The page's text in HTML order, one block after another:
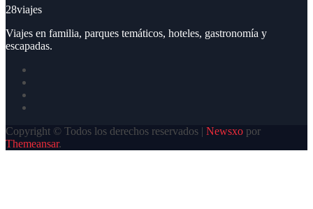
28viajes
Viajes en familia, parques temáticos, hoteles, gastronomía y
escapadas.
Copyright © Todos los derechos reservados | Newsxo por
Themeansar.